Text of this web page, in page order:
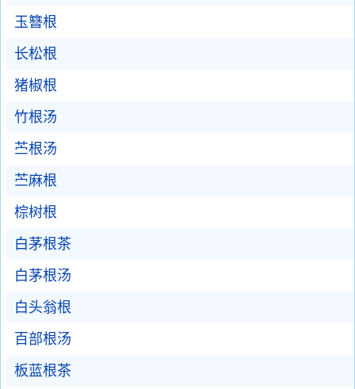
玉簪根
长松根
猪椒根
竹根汤
苎根汤
苎麻根
棕树根
白茅根茶
白茅根汤
白头翁根
百部根汤
板蓝根茶